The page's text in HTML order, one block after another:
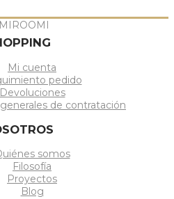
Mi cuenta
pedido
Devoluciones
de contratación
somos
Filosofía
Proyectos
Blog